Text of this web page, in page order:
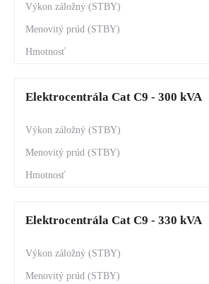
Elektrocentrála Cat C9 - 300 kVA
Elektrocentrála Cat C9 - 330 kVA